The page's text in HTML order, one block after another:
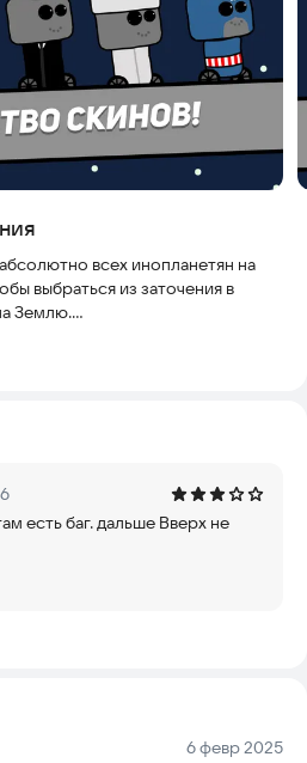
всех инопланетян на
выбраться из заточения в
Землю.
есть баг. дальше Вверх не
Дата:
6 февр 2025